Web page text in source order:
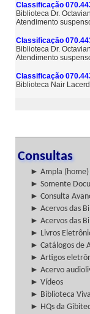
Classificação
Biblioteca Dr.
Atendimento
Classificação
Biblioteca Dr.
Atendimento
Classificação
Biblioteca Nair
Consultas
► Ampla (home)
► Somente
► Consulta
► Acervos das
► Acervos das
► Livros
► Catálogos de
► Artigos
► Acervo
► Vídeos
► Biblioteca
► HQs da